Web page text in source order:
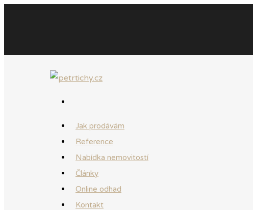
Jak prodávám
Reference
Nabídka nemovitostí
Články
Online odhad
Kontakt